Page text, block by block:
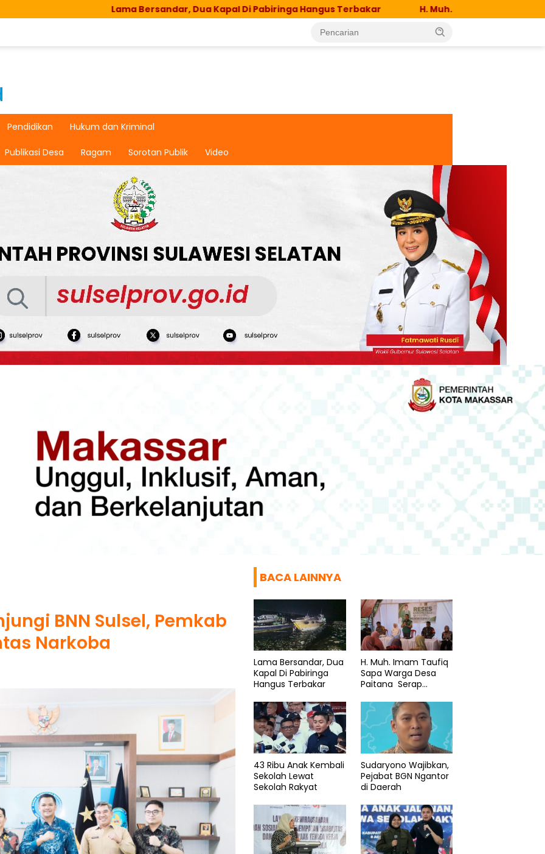
Lama Bersandar, Dua Kapal Di Pabiringa Hangus Terbakar H. Muh. Imam Taufiq Sapa Warga Desa
Pendidikan Hukum dan Kriminal
Publikasi Desa Ragam Sorotan Publik Video
BNN Sulsel, Pemkab
Narkoba
BACA LAINNYA
Lama Bersandar, Dua
Kapal Di Pabiringa
Hangus Terbakar
H. Muh. Imam Taufiq
Sapa Warga Desa
Paitana Serap
43 Ribu Anak Kembali
Sekolah Lewat
Sekolah Rakyat
Sudaryono Wajibkan,
Pejabat BGN Ngantor
di Daerah